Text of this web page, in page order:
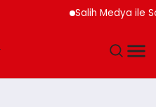
Salih Medya ile